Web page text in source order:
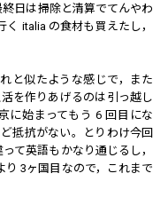
日は掃除と清算でてんやわ
italia の食材も買えたし，
と似たような感じで，また
を作りあげるのは引っ越し
に始まってもう 6 回目にな
抵抗がない。とりわけ今回
て英語もかなり通じるし，
3ヶ国目なので，これまで